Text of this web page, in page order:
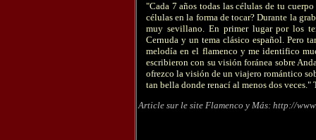
"Cada 7 años todas las células de tu
células en la forma de tocar? Durante la
muy sevillano. En primer lugar por los
Cernuda y un tema clásico español. Pero
melodía en el flamenco y me identifico
escribieron con su visión foránea sobre
ofrezco la visión de un viajero romántico
tan bella donde renací al menos dos veces."
Article sur le site Flamenco y Más: http://